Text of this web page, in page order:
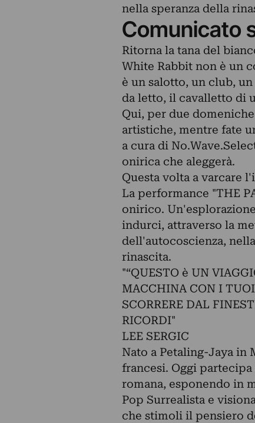
nella speranza della
Comunicato
Ritorna la tana del
White Rabbit non è un
è un salotto, un club,
da letto, il cavalletto di
Qui, per due
artistiche, mentre fate
a cura di
onirica che aleggerà.
Questa volta a varcare
La performance "THE
onirico.
indurci, attraverso la
dell'autocoscienza,
rinascita.
"“QUESTO è UN
MACCHINA CON I
SCORRERE DAL
RICORDI"
LEE SERGIC
Nato a Petaling-Jaya in
francesi. Oggi
romana, esponendo in
Pop Surrealista e
che stimoli il pensiero